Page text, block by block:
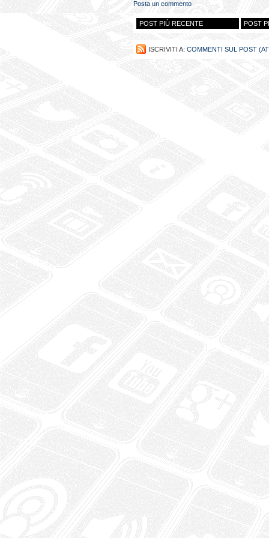
Posta un commento
POST PIÙ RECENTE POST
ISCRIVITI A: COMMENTI SUL POST